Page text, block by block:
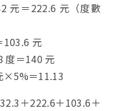
元＝222.6 元（度數
103.6 元
度＝140 元
×5%＝11.13
＋222.6＋103.6＋